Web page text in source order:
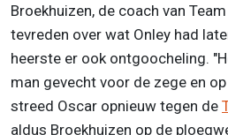
Broekhuizen, de coach van
tevreden over wat Onley had
heerste er ook ontgoocheling.
man gevecht voor de zege en
streed Oscar opnieuw tegen de
aldus Broekhuizen op de